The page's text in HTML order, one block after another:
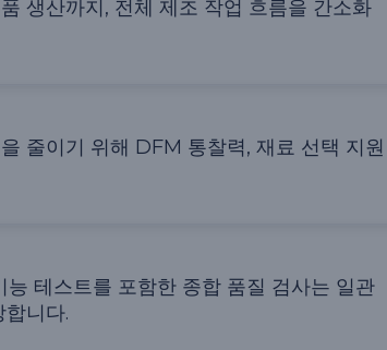
생산까지, 전체 제조 작업 흐름을 간소화
줄이기 위해 DFM 통찰력, 재료 선택 지원
테스트를 포함한 종합 품질 검사는 일관
니다.